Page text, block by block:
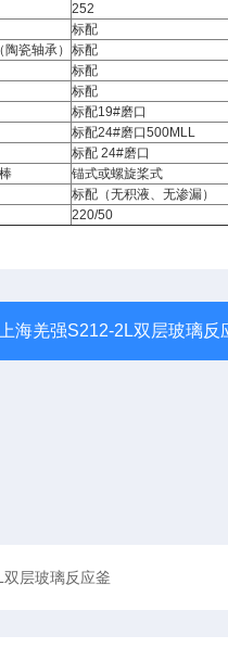
252
标配
瓷轴承） 标配
标配
标配
标配19#磨口
标配24#磨口500MLL
标配 24#磨口
锚式或螺旋桨式
标配（无积液、无渗漏）
220/50
上海羌强S212-2L双层玻璃反